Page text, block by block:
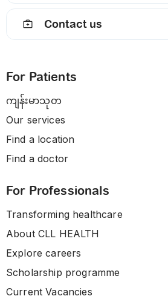
Contact us
For Patients
ကျန်းမာသုတ
Our services
Find a location
Find a doctor
For Professionals
Transforming healthcare
About CLL HEALTH
Explore careers
Scholarship programme
Current Vacancies